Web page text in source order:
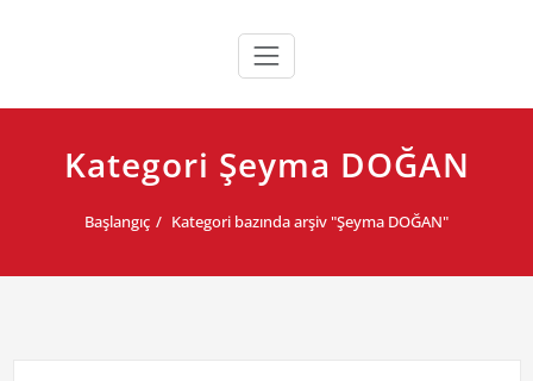
Kategori Şeyma DOĞAN
Başlangıç Kategori bazında arşiv "Şeyma DOĞAN"